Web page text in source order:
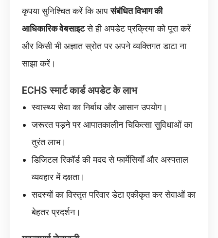
कृपया सुनिश्चित करें कि आपसंबंधित विभाग की
आधिकारिक वेबसाइटसे ही अपडेट प्रक्रिया को पूरा करें
और किसी भी अज्ञात स्रोत पर अपने व्यक्तिगत डाटा ना
साझा करें।
ECHS स्मार्ट कार्ड अपडेट के लाभ
स्वास्थ्य सेवा का निर्बाध और आसान उपयोग।
जरूरत पड़ने पर आपातकालीन चिकित्सा सुविधाओं का
तुरंत लाभ।
डिजिटल रिकॉर्ड की मदद से फार्मेसियाँ और अस्पताल
व्यवहार में दक्षता।
सदस्यों का विस्तृत परिवार डेटा एकीकृत कर सेवाओं का
बेहतर प्रदर्शन।